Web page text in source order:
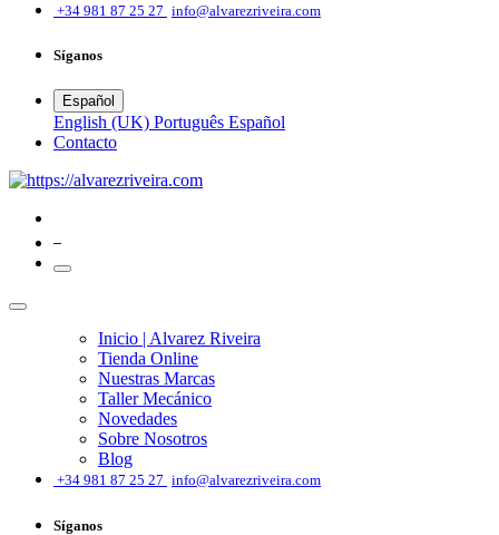
+34 981 87 25 27 info@alvarezriveira.com
Síganos
Español
English (UK) Português Español
​Contacto
Inicio | Alvarez Riveira
Tienda Online
Nuestras Marcas
Taller Mecánico
Novedades
Sobre Nosotros
Blog
+34 981 87 25 27 info@alvarezriveira.com
Síganos